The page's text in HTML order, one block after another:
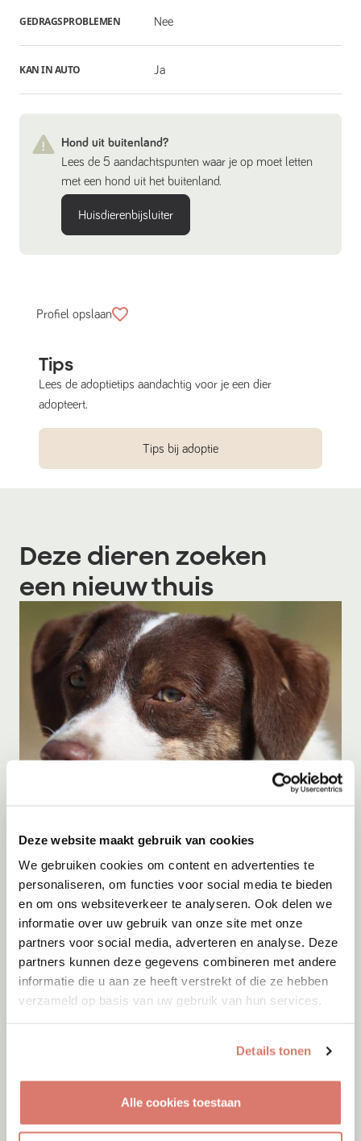
Deze website maakt gebruik van cookies
We gebruiken cookies om content en advertenties te
personaliseren, om functies voor social media te bieden
en om ons websiteverkeer te analyseren. Ook delen we
informatie over uw gebruik van onze site met onze
partners voor social media, adverteren en analyse. Deze
partners kunnen deze gegevens combineren met andere
informatie die u aan ze heeft verstrekt of die ze hebben
verzameld op basis van uw gebruik van hun services.
Details tonen
Alle cookies toestaan
GEDRAGSPROBLEMEN Nee
KAN IN AUTO Ja
Hond uit buitenland?
Lees de 5 aandachtspunten waar je op moet letten
met een hond uit het buitenland.
Huisdierenbijsluiter
Profiel opslaan
Tips
Lees de adoptietips aandachtig voor je een dier
adopteert.
Tips bij adoptie
Deze dieren zoeken
een nieuw thuis
Ayrin